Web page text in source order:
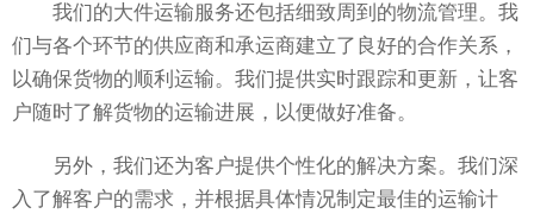
我们的大件运输服务还包括细致周到的物流管理。我
们与各个环节的供应商和承运商建立了良好的合作关系，
以确保货物的顺利运输。我们提供实时跟踪和更新，让客
户随时了解货物的运输进展，以便做好准备。
另外，我们还为客户提供个性化的解决方案。我们深
入了解客户的需求，并根据具体情况制定最佳的运输计